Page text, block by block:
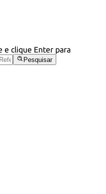
e clique Enter para
Pesquisar